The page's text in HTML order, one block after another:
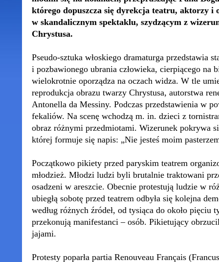
którego dopuszcza się dyrekcja teatru, aktorzy i
w skandalicznym spektaklu, szydzącym z
Chrystusa.
Pseudo-sztuka włoskiego dramaturga przedstawia
i pozbawionego ubrania człowieka, cierpiącego na
wielokrotnie oporządza na oczach widza. W tle
reprodukcja obrazu twarzy Chrystusa, autorstwa
Antonella da Messiny. Podczas przedstawienia w
fekaliów. Na scenę wchodzą m. in. dzieci z
obraz różnymi przedmiotami. Wizerunek pokrywa
której formuje się napis: „Nie jesteś moim
Początkowo pikiety przed paryskim teatrem
młodzież. Młodzi ludzi byli brutalnie traktowani
osadzeni w areszcie. Obecnie protestują ludzie w
ubiegłą sobotę przed teatrem odbyła się kolejna
według różnych źródeł, od tysiąca do około pięciu
przekonują manifestanci – osób. Pikietujący
jajami.
Protesty poparła partia Renouveau Français